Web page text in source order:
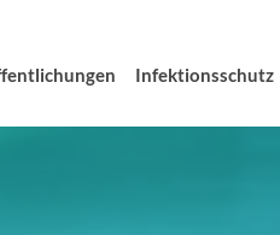
Infektionsschutz